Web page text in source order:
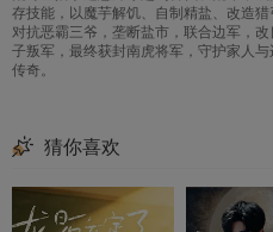
存技能，以魔芋解饥、自制精盐、改造
对抗恶霸三爷，垄断盐市，联合边军，
子叛军，最终获封南虎将军，守护家人
传奇。
猜你喜欢